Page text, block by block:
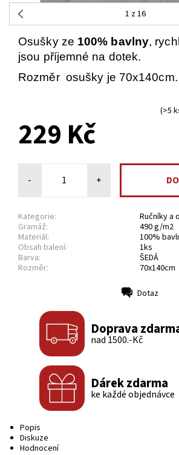
1 z 16
Osušky ze 100% bavlny,
jsou příjemné na dotek.
Rozměr osušky je 70x140cm.
(>5
229 Kč
- +
Kategorie:
Ručníky a
Gramáž:
490 g/m2
Materiál:
100%
Obsah balení:
1ks
Barva:
ŠEDÁ
Rozměr:
70x140cm
Dotaz
Doprava
nad 1500.-Kč
Dárek zdarma
ke každé objednávce
Popis
Diskuze
Hodnocení